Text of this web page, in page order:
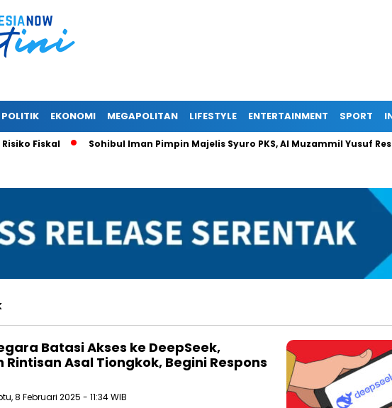
POLITIK EKONOMI MEGAPOLITAN LIFESTYLE ENTERTAINMENT SPORT
Fiskal Sohibul Iman Pimpin Majelis Syuro PKS, Al Muzammil Yusuf
Batasi Akses ke DeepSeek,
Rintisan Asal Tiongkok, Begini Respons
8 Februari 2025 - 11:34 WIB